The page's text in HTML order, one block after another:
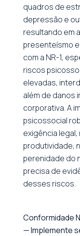
quadros de
depressão e
resultando em
presenteísmo e
com a NR-1,
riscos
elevadas,
além de danos
corporativa. A
psicossocial
exigência
produtividade,
perenidade do
precisa de
desses riscos.
Conformidade
— Implemente